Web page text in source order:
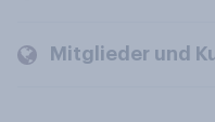
Mitglieder und